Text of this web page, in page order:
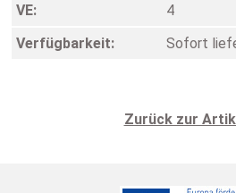
VE:
4
Verfügbarkeit:
Sofort
Zurück zur